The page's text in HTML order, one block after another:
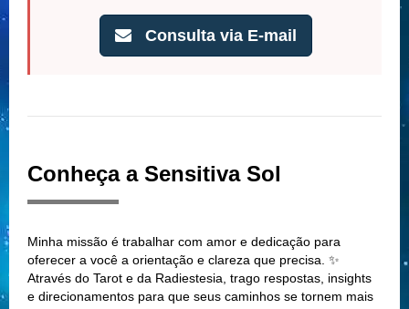
Consulta via E-mail
Conheça a Sensitiva Sol
Minha missão é trabalhar com amor e dedicação para
oferecer a você a orientação e clareza que precisa. ✨
Através do Tarot e da Radiestesia, trago respostas, insights
e direcionamentos para que seus caminhos se tornem mais